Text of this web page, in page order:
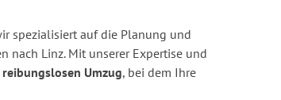
spezialisiert auf die Planung und
nach Linz. Mit unserer Expertise und
reibungslosen Umzug, bei dem Ihre